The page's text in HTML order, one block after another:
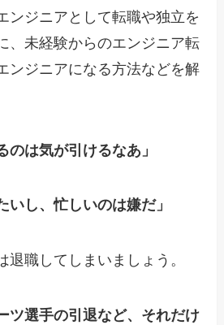
ンジニアとして転職や独立を
、未経験からのエンジニア転
ンジニアになる方法などを解
のは気が引けるなあ」
いし、忙しいのは嫌だ」
退職してしまいましょう。
ツ選手の引退など、それだけ